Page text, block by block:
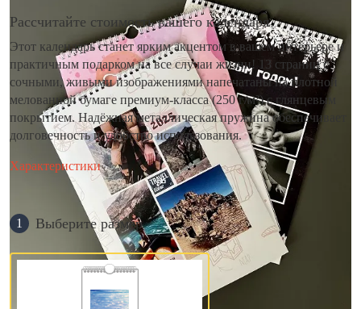
Рассчитайте стоимость вашего календаря
Этот календарь станет ярким акцентом в вашем интерьере и
практичным подарком на все случаи жизни! 13 страниц с
сочными, живыми изображениями напечатаны на плотной
мелованной бумаге премиум-класса (250 г/м²) с глянцевым
покрытием. Надёжная металлическая пружина обеспечивает
долговечность и удобство использования.
Характеристики
1 Выберите размер